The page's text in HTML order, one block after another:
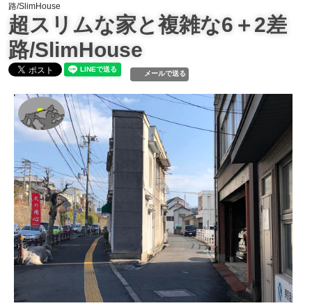
路/SlimHouse
超スリムな家と複雑な6＋2差
路/SlimHouse
メールで送る